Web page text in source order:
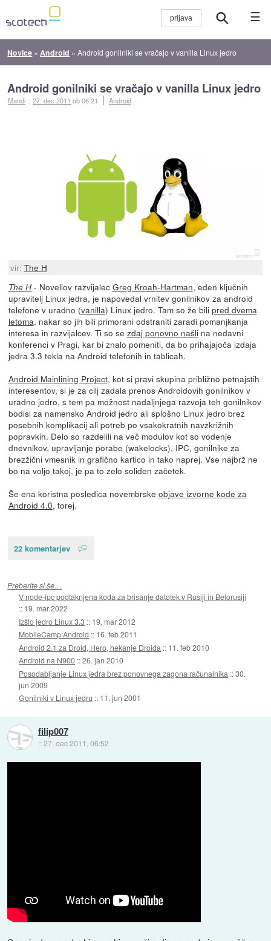
☰
Novice » Android »Android gonilniki se vračajo v vanilla Linux jedro
Android gonilniki se vračajo v vanilla Linux jedro
Mandi ::27. dec 2011 ob 06:21 Android
vir: The H
The H- Novellov razvijalec Greg Kroah-Hartman, eden ključnih
upravitelj Linux jedra, je napovedal vrnitev gonilnikov za android
telefone v uradno (vanilla) Linux jedro. Tam so že bili pred dvema
letoma, nakar so jih bili primorani odstraniti zaradi pomanjkanja
interesa in razvijalcev. Ti so se zdaj ponovno našlina nedavni
konferenci v Pragi, kar bi znalo pomeniti, da bo prihajajoča izdaja
jedra 3.3 tekla na Android telefonih in tablicah.
Android Mainlining Project, kot si pravi skupina približno petnajstih
interesentov, si je za cilj zadala prenos Androidovih gonilnikov v
uradno jedro, s tem pa možnost nadaljnjega razvoja teh gonilnikov
bodisi za namensko Android jedro ali splošno Linux jedro brez
posebnih komplikacij ali potreb po vsakokratnih navzkrižnih
popravkih. Delo so razdelili na več modulov kot so vodenje
dnevnikov, upravljanje porabe (wakelocks), IPC, gonilnike za
brezžični vmesnik in grafično kartico in tako naprej. Vse najbrž ne
bo na voljo takoj, je pa to zelo soliden začetek.
Še ena koristna posledica novembrske objave izvorne kode za
Android 4.0, torej.
22 komentarjev
Preberite si še…
V node-ipc podtaknjena koda za brisanje datotek v Rusiji in Belorusiji
:: 19. mar 2022
Izšlo jedro Linux 3.3 :: 19. mar 2012
MobileCamp:Android :: 16. feb 2011
Android 2.1 za Droid, Hero, hekanje Droida :: 11. feb 2010
Android na N900 ::26. jan 2010
Posodabljanje Linux jedra brez ponovnega zagona računalnika ::30.
jun 2009
Gonilniki v Linux jedru :: 11. jun 2001
filip007
::27. dec 2011, 06:52